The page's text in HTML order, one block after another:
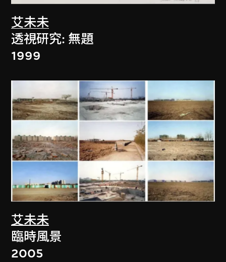
艾未未
透視研究: 無題
1999
艾未未
臨時風景
2005